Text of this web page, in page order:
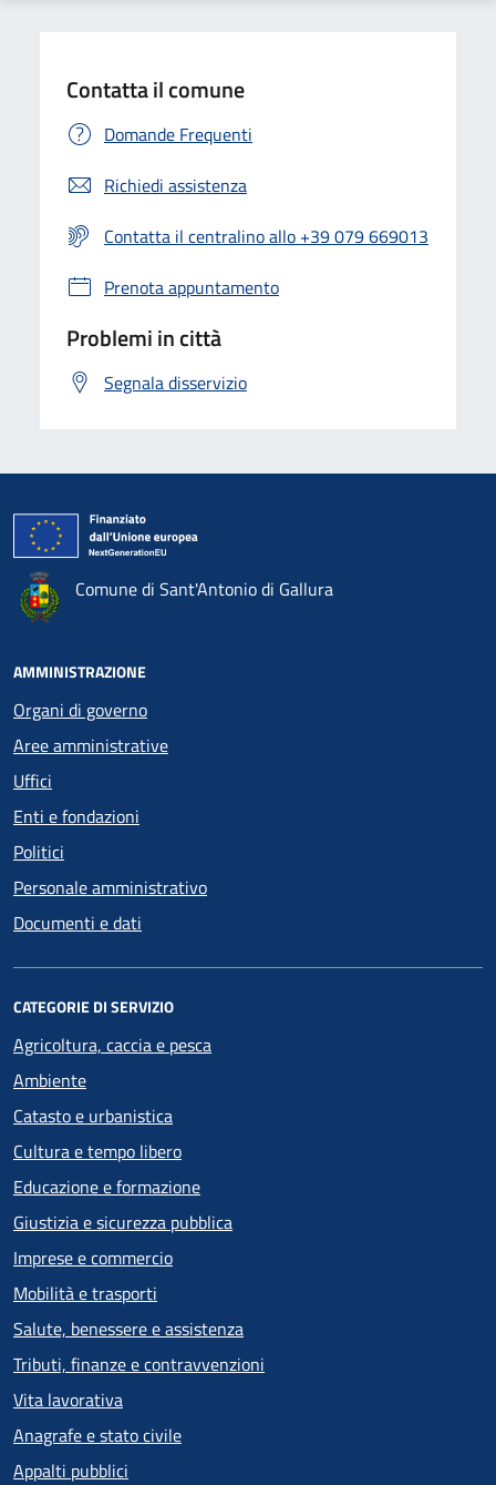
Contatta il comune
Domande Frequenti
Richiedi assistenza
Contatta il centralino allo +39 079 669013
Prenota appuntamento
Problemi in città
Segnala disservizio
Comune di Sant'Antonio di Gallura
AMMINISTRAZIONE
Organi di governo
Aree amministrative
Uffici
Enti e fondazioni
Politici
Personale amministrativo
Documenti e dati
CATEGORIE DI SERVIZIO
Agricoltura, caccia e pesca
Ambiente
Catasto e urbanistica
Cultura e tempo libero
Educazione e formazione
Giustizia e sicurezza pubblica
Imprese e commercio
Mobilità e trasporti
Salute, benessere e assistenza
Tributi, finanze e contravvenzioni
Vita lavorativa
Anagrafe e stato civile
Appalti pubblici